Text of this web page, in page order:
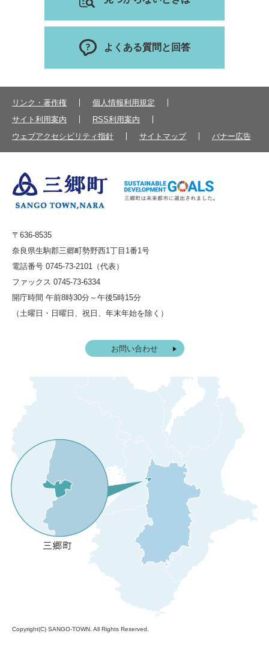
よくある質問と回答
リンク・著作権
個人情報利用規定
サイト利用案内
RSS利用案内
ウェブアクセシビリティ指針
サイトマップ バナー広告
〒636-8535
奈良県生駒郡三郷町勢野西1丁目1番1号
電話番号 0745-73-2101（代表）
ファックス 0745-73-6334
開庁時間 午前8時30分～午後5時15分
（土曜日・日曜日、祝日、年末年始を除く）
お問い合わせ
Copyright(C) SANGO-TOWN. All Rights Reserved.